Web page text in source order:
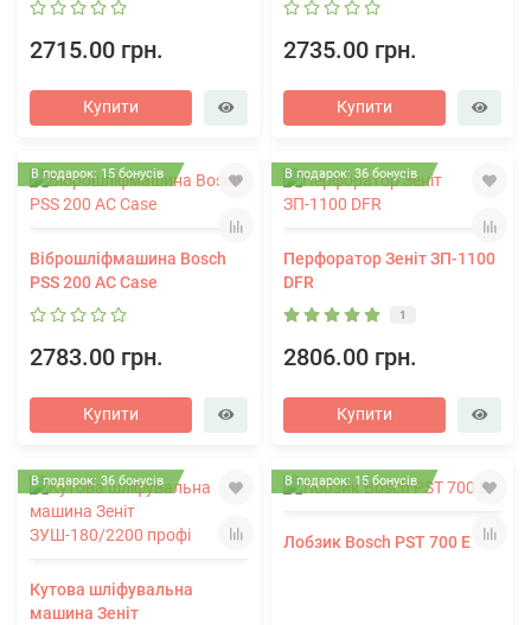
2715.00 грн.
Купити
2735.00 грн.
Купити
В подарок: 15 бонусів
Віброшліфмашина Bosch
PSS 200 AC Case
2783.00 грн.
Купити
В подарок: 36 бонусів
Перфоратор Зеніт ЗП-1100
DFR
1
2806.00 грн.
Купити
В подарок: 36 бонусів
Кутова шліфувальна
машина Зеніт
В подарок: 15 бонусів
Лобзик Bosch PST 700 E